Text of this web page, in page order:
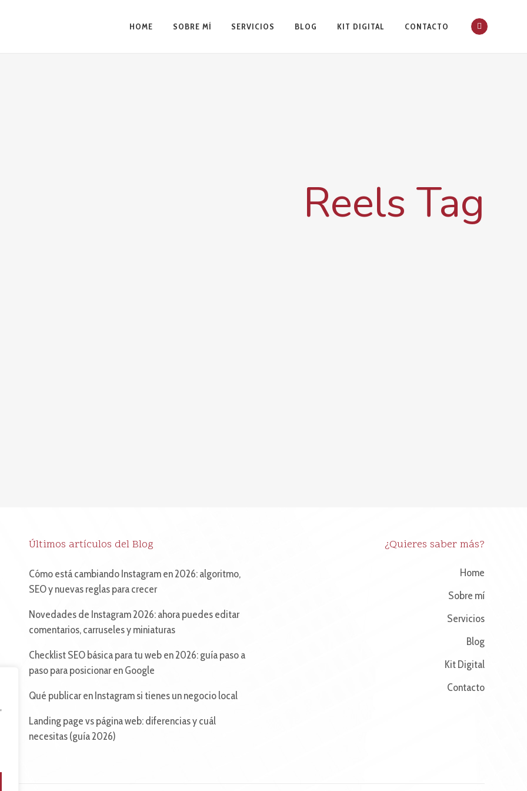
HOME SOBRE MÍ SERVICIOS BLOG KIT DIGITAL CONTACTO
Reels Tag
Últimos artículos del Blog
Cómo está cambiando Instagram en 2026: algoritmo,
SEO y nuevas reglas para crecer
Novedades de Instagram 2026: ahora puedes editar
comentarios, carruseles y miniaturas
Checklist SEO básica para tu web en 2026: guía paso a
paso para posicionar en Google
Qué publicar en Instagram si tienes un negocio local
Landing page vs página web: diferencias y cuál
necesitas (guía 2026)
¿Quieres saber más?
Home
Sobre mí
Servicios
Blog
Kit Digital
Contacto